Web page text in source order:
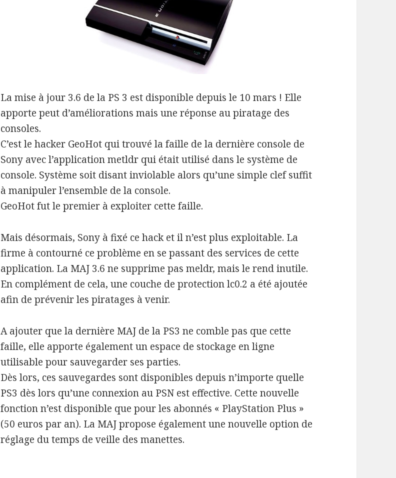
La mise à jour 3.6 de la PS 3 est disponible depuis le 10 mars ! Elle
apporte peut d’améliorations mais une réponse au piratage des
consoles.
C’est le hacker GeoHot qui trouvé la faille de la dernière console de
Sony avec l’application metldr qui était utilisé dans le système de
console. Système soit disant inviolable alors qu’une simple clef suffit
à manipuler l’ensemble de la console.
GeoHot fut le premier à exploiter cette faille.
Mais désormais, Sony à fixé ce hack et il n’est plus exploitable. La
firme à contourné ce problème en se passant des services de cette
application. La MAJ 3.6 ne supprime pas meldr, mais le rend inutile.
En complément de cela, une couche de protection lc0.2 a été ajoutée
afin de prévenir les piratages à venir.
A ajouter que la dernière MAJ de la PS3 ne comble pas que cette
faille, elle apporte également un espace de stockage en ligne
utilisable pour sauvegarder ses parties.
Dès lors, ces sauvegardes sont disponibles depuis n’importe quelle
PS3 dès lors qu’une connexion au PSN est effective. Cette nouvelle
fonction n’est disponible que pour les abonnés « PlayStation Plus »
(50 euros par an). La MAJ propose également une nouvelle option de
réglage du temps de veille des manettes.